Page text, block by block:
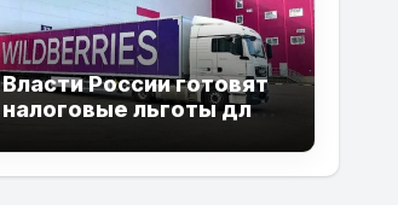
Власти России готовят
налоговые льготы для
продавцов Wildberries